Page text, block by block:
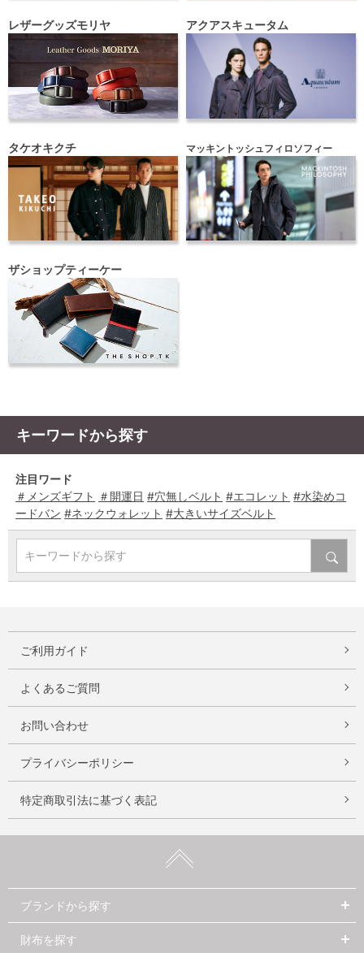
レザーグッズモリヤ アクアスキュータム
タケオキクチ マッキントッシュフィロソフィー
ザショップティーケー
キーワードから探す
注目ワード
＃メンズギフト ＃開運日 #穴無しベルト #エコレット #水染めコ
ードバン #ネックウォレット #大きいサイズベルト
キーワードから探す
ご利用ガイド
よくあるご質問
お問い合わせ
プライバシーポリシー
特定商取引法に基づく表記
ブランドから探す
財布を探す